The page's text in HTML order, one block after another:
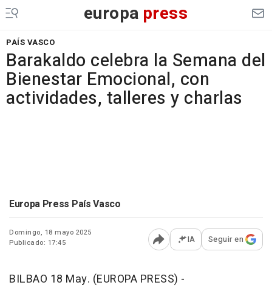
europa press
PAÍS VASCO
Barakaldo celebra la Semana del
Bienestar Emocional, con
actividades, talleres y charlas
Europa Press País Vasco
Domingo, 18 mayo 2025
Publicado: 17:45
Abrir opciones para
IA Seguir en
BILBAO 18 May. (EUROPA PRESS) -